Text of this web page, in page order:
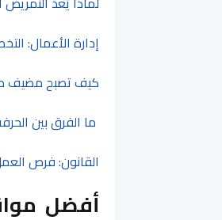
إدارة الأعمال:
كيف تصبح مضيف
ما الفرق بين
القانون: فرص